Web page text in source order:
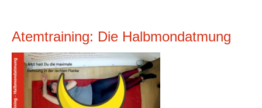
Atemtraining: Die Halbmondatmung